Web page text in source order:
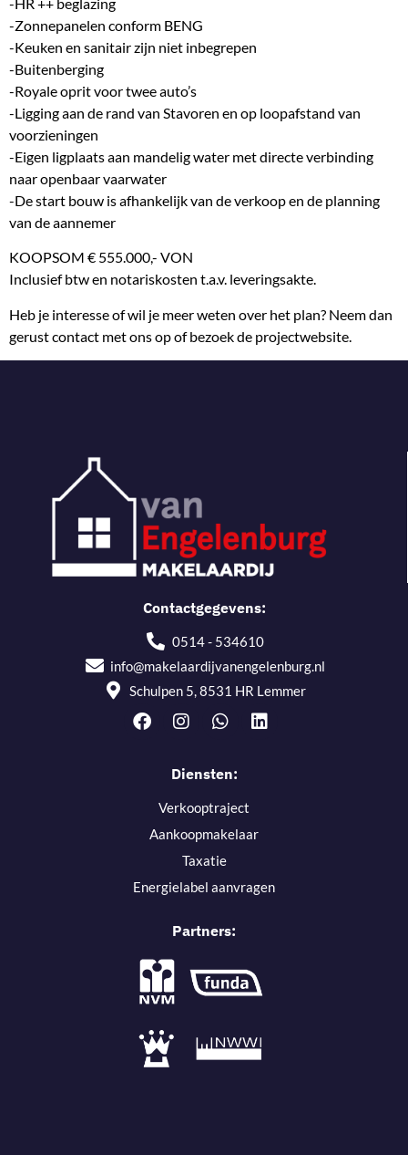
-Zonnepanelen conform BENG
-Keuken en sanitair zijn niet inbegrepen
-Buitenberging
-Royale oprit voor twee auto’s
-Ligging aan de rand van Stavoren en op loopafstand van
voorzieningen
-Eigen ligplaats aan mandelig water met directe verbinding
naar openbaar vaarwater
-De start bouw is afhankelijk van de verkoop en de planning
van de aannemer
KOOPSOM € 555.000,- VON
Inclusief btw en notariskosten t.a.v. leveringsakte.
Heb je interesse of wil je meer weten over het plan? Neem dan
gerust contact met ons op of bezoek de projectwebsite.
Contactgegevens:
0514 - 534610
info@makelaardijvanengelenburg.nl
Schulpen 5, 8531 HR Lemmer
Diensten:
Verkooptraject
Aankoopmakelaar
Taxatie
Energielabel aanvragen
Partners: